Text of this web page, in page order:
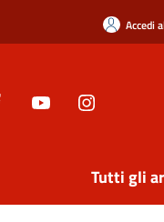
Accedi
Tutti gli